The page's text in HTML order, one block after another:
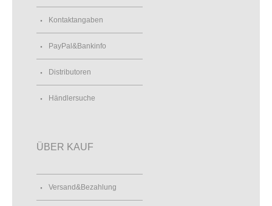
Kontaktangaben
PayPal&Bankinfo
Distributoren
Händlersuche
ÜBER KAUF
Versand&Bezahlung